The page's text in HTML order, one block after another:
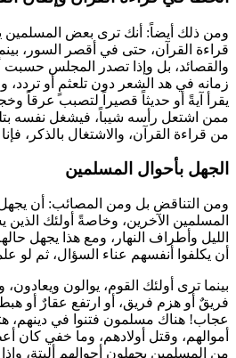
ومن ذلك أيضاً: أنك ترى بعض
قراءة القرآن، حتى في أقصر السور،
والقصائد، بل وإذا تصدر المجلس حسبت
زمانه في هد الشعر دون تلعثمٍ أو
يقرأ آيةً أو حديثاً قصيراً لتصبب عرقاً
ممن اشتعل رأسه شيباً، فيشغل نفسه
من قراءة القرآن، والاشتغال بالذكر،
الجهل بأحوال المسلمين
ومن التناقض بل ومن المصائب: أن
المسلمين الآخرين، وخاصةً أولئك الذين
الليل وأطراف النهار، ومع هذا يجهل
أن يكلفوا أنفسهم عناء السؤال، ثم لو
بينما ترى أولئك القوم، يوالون
فريقٌ أو هزم فريق، أو ارتفع عقارٌ أو
عجاب! هناك مسلمون فتنوا في دينهم،
أموالهم، وقتل أولادهم، وما خفي كان
من المسلمين يجهلون أحوالهم ألبتة،